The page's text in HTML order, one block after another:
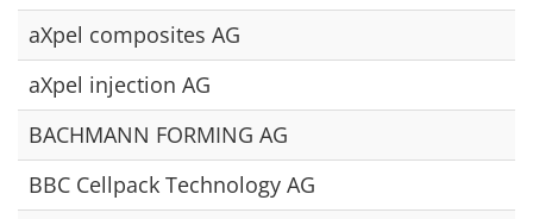
aXpel composites AG
aXpel injection AG
BACHMANN FORMING AG
BBC Cellpack Technology AG